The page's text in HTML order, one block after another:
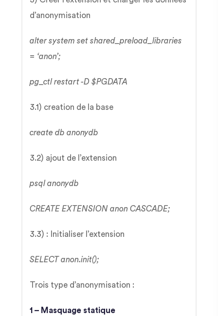
d’anonymisation
alter system set shared_preload_libraries
= ‘anon’;
pg_ctl restart -D $PGDATA
3.1) creation de la base
create db anonydb
3.2) ajout de l’extension
psql anonydb
CREATE EXTENSION anon CASCADE;
3.3) : Initialiser l’extension
SELECT anon.init();
Trois type d’anonymisation :
1 – Masquage statique